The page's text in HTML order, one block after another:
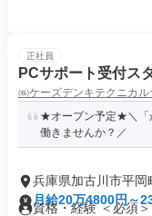
正社員
PCサポート受付ス
㈱ケーズデンキテクニカル
★オープン予定★＼「
働きませんか？／
兵庫県加古川市平岡
月給20万4800円～
資格・経験 ＜必須